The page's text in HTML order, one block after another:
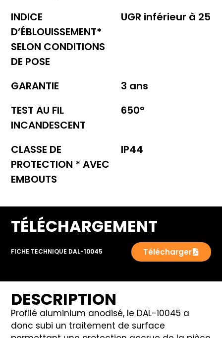
INDICE
D’ÉBLOUISSEMENT*
SELON CONDITIONS
DE POSE
UGR inférieur à 25
GARANTIE
3 ans
TEST AU FIL
INCANDESCENT
650°
CLASSE DE
PROTECTION * AVEC
EMBOUTS
IP44
TÉLÉCHARGEMENT
FICHE TECHNIQUE DAL-10045 Télécharger
DESCRIPTION
Profilé aluminium anodisé, le DAL-10045 a
donc subi un traitement de surface